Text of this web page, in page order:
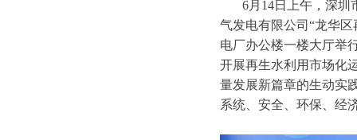
6月14日上午，深圳
气发电有限公司“龙华
电厂办公楼一楼大厅举
开展再生水利用市场化
量发展新篇章的生动实
系统、安全、环保、经